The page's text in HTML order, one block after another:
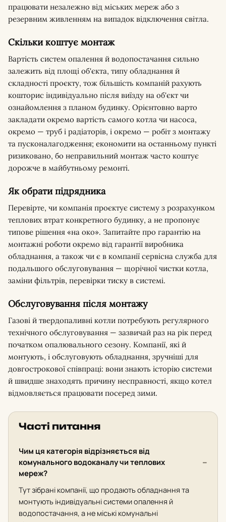
працювати незалежно від міських мереж або з
резервним живленням на випадок відключення світла.
Скільки коштує монтаж
Вартість систем опалення й водопостачання сильно
залежить від площі об'єкта, типу обладнання й
складності проєкту, тож більшість компаній рахують
кошторис індивідуально після виїзду на об'єкт чи
ознайомлення з планом будинку. Орієнтовно варто
закладати окремо вартість самого котла чи насоса,
окремо — труб і радіаторів, і окремо — робіт з монтажу
та пусконалагодження; економити на останньому пункті
ризиковано, бо неправильний монтаж часто коштує
дорожче в майбутньому ремонті.
Як обрати підрядника
Перевірте, чи компанія проєктує систему з розрахунком
теплових втрат конкретного будинку, а не пропонує
типове рішення «на око». Запитайте про гарантію на
монтажні роботи окремо від гарантії виробника
обладнання, а також чи є в компанії сервісна служба для
подальшого обслуговування — щорічної чистки котла,
заміни фільтрів, перевірки тиску в системі.
Обслуговування після монтажу
Газові й твердопаливні котли потребують регулярного
технічного обслуговування — зазвичай раз на рік перед
початком опалювального сезону. Компанії, які й
монтують, і обслуговують обладнання, зручніші для
довгострокової співпраці: вони знають історію системи
й швидше знаходять причину несправності, якщо котел
відмовляється працювати посеред зими.
Часті питання
Чим ця категорія відрізняється від
комунального водоканалу чи теплових
мереж?
Тут зібрані компанії, що продають обладнання та
монтують індивідуальні системи опалення й
водопостачання, а не міські комунальні